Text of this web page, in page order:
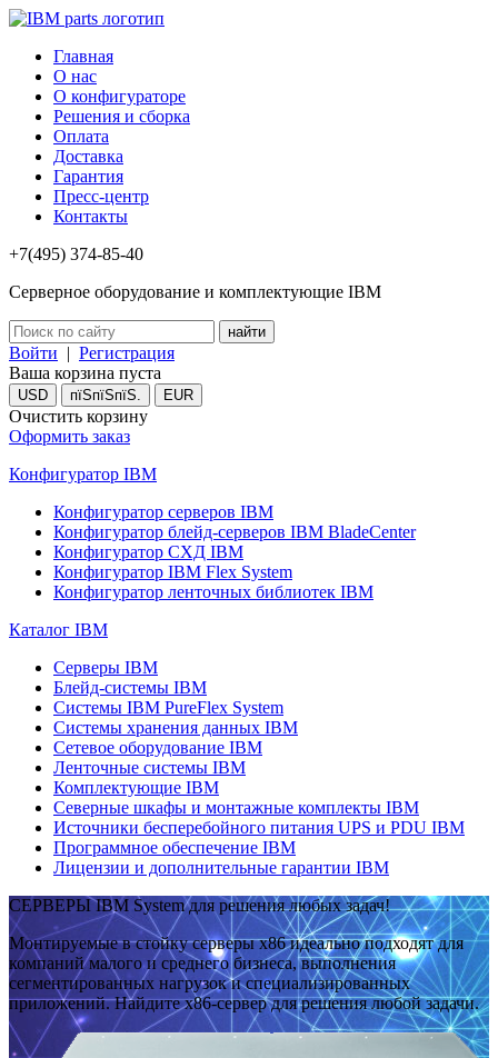
Главная
О нас
О конфигураторе
Решения и сборка
Оплата
Доставка
Гарантия
Пресс-центр
Контакты
+7(495) 374-85-40
Серверное оборудование и комплектующие IBM
Войти | Регистрация
Ваша корзина пуста
USD пїЅпїЅпїЅ. EUR
Очистить корзину
Оформить заказ
Конфигуратор IBM
Конфигуратор серверов IBM
Конфигуратор блейд-серверов IBM BladeCenter
Конфигуратор СХД IBM
Конфигуратор IBM Flex System
Конфигуратор ленточных библиотек IBM
Каталог IBM
Серверы IBM
Блейд-системы IBM
Системы IBM PureFlex System
Системы хранения данных IBM
Сетевое оборудование IBM
Ленточные системы IBM
Комплектующие IBM
Северные шкафы и монтажные комплекты IBM
Источники бесперебойного питания UPS и PDU IBM
Программное обеспечение IBM
Лицензии и дополнительные гарантии IBM
СЕРВЕРЫ IBM System для решения любых задач!
Монтируемые в стойку серверы x86 идеально подходят для
компаний малого и среднего бизнеса, выполнения
сегментированных нагрузок и специализированных
приложений. Найдите x86-сервер для решения любой задачи.